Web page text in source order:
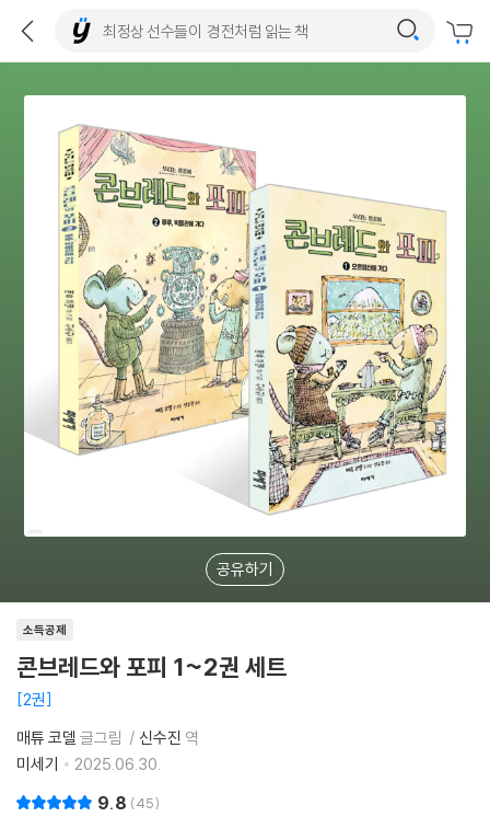
공유하기
소득공제
콘브레드와 포피 1~2권 세트
2권
매튜 코델 글그림 신수진 역
미세기
2025.06.30.
9.8 45